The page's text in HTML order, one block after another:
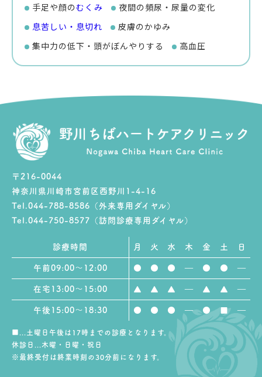
手足や顔のむくみ
夜間の頻尿・尿量の変化
息苦しい・息切れ
皮膚のかゆみ
集中力の低下・頭がぼんやりする
高血圧
〒216-0044
神奈川県川崎市宮前区西野川1-4-16
Tel.044-788-8586（外来専用ダイヤル）
Tel.044-750-8577（訪問診療専用ダイヤル）
診療時間 月 火 水 木 金 土 日
午前09:00～12:00 ● ● ● ― ● ● ―
在宅13:00～15:00 ▲ ▲ ▲ ― ▲ ▲ ―
午後15:00～18:30 ● ● ● ― ● ■ ―
■...土曜日午後は17時までの診療となります。
休診日...木曜・日曜・祝日
※最終受付は終業時刻の30分前になります。